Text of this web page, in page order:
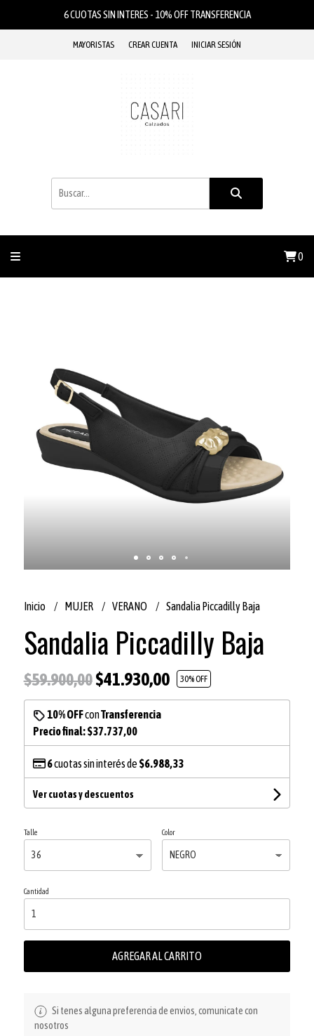
6 CUOTAS SIN INTERES - 10% OFF TRANSFERENCIA
MAYORISTAS CREAR CUENTA INICIAR SESIÓN
0
Inicio MUJER VERANO Sandalia Piccadilly Baja
Sandalia Piccadilly Baja
$59.900,00$41.930,00 30% OFF
10% OFFconTransferencia
Precio final:$37.737,00
6cuotas sin interés de $6.988,33
Ver cuotas y descuentos
Talle Color
Cantidad
AGREGAR AL CARRITO
Si tenes alguna preferencia de envios, comunicate con
nosotros